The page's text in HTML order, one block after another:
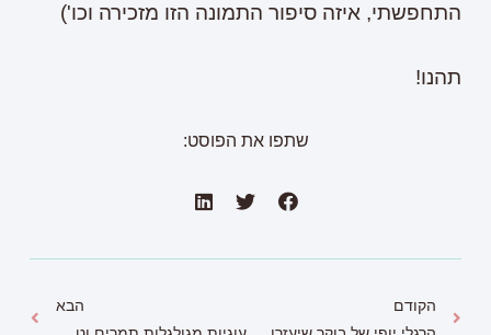
התחפשתי, איזה סיפור התמונה הזו מזכירה וכו')
תהנו!
שתפו את הפוסט:
הקודם הבא